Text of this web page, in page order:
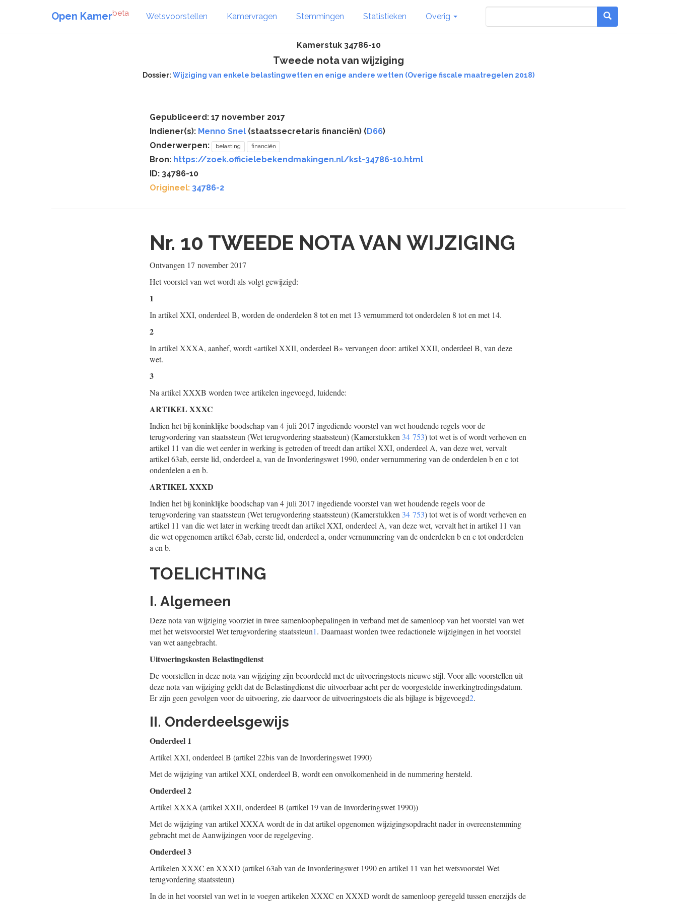
Open Kamerbeta Wetsvoorstellen Kamervragen Stemmingen Statistieken Overig
Kamerstuk 34786-10
Tweede nota van wijziging
Dossier: Wijziging van enkele belastingwetten en enige andere wetten (Overige fiscale maatregelen 2018)
Gepubliceerd: 17 november 2017
Indiener(s): Menno Snel (staatssecretaris financiën) (D66)
Onderwerpen:
belasting financiën
Bron: https://zoek.officielebekendmakingen.nl/kst-34786-10.html
ID: 34786-10
Origineel: 34786-2
Nr. 10 TWEEDE NOTA VAN WIJZIGING
Ontvangen 17 november 2017
Het voorstel van wet wordt als volgt gewijzigd:
1
In artikel XXI, onderdeel B, worden de onderdelen 8 tot en met 13 vernummerd tot onderdelen 8 tot en met 14.
2
In artikel XXXA, aanhef, wordt «artikel XXII, onderdeel B» vervangen door: artikel XXII, onderdeel B, van deze
wet.
3
Na artikel XXXB worden twee artikelen ingevoegd, luidende:
ARTIKEL XXXC
Indien het bij koninklijke boodschap van 4 juli 2017 ingediende voorstel van wet houdende regels voor de
terugvordering van staatssteun (Wet terugvordering staatssteun) (Kamerstukken 34 753) tot wet is of wordt verheven en
artikel 11 van die wet eerder in werking is getreden of treedt dan artikel XXI, onderdeel A, van deze wet, vervalt
artikel 63ab, eerste lid, onderdeel a, van de Invorderingswet 1990, onder vernummering van de onderdelen b en c tot
onderdelen a en b.
ARTIKEL XXXD
Indien het bij koninklijke boodschap van 4 juli 2017 ingediende voorstel van wet houdende regels voor de
terugvordering van staatssteun (Wet terugvordering staatssteun) (Kamerstukken 34 753) tot wet is of wordt verheven en
artikel 11 van die wet later in werking treedt dan artikel XXI, onderdeel A, van deze wet, vervalt het in artikel 11 van
die wet opgenomen artikel 63ab, eerste lid, onderdeel a, onder vernummering van de onderdelen b en c tot onderdelen
a en b.
TOELICHTING
I. Algemeen
Deze nota van wijziging voorziet in twee samenloopbepalingen in verband met de samenloop van het voorstel van wet
met het wetsvoorstel Wet terugvordering staatssteun1. Daarnaast worden twee redactionele wijzigingen in het voorstel
van wet aangebracht.
Uitvoeringskosten Belastingdienst
De voorstellen in deze nota van wijziging zijn beoordeeld met de uitvoeringstoets nieuwe stijl. Voor alle voorstellen uit
deze nota van wijziging geldt dat de Belastingdienst die uitvoerbaar acht per de voorgestelde inwerkingtredingsdatum.
Er zijn geen gevolgen voor de uitvoering, zie daarvoor de uitvoeringstoets die als bijlage is bijgevoegd2.
II. Onderdeelsgewijs
Onderdeel 1
Artikel XXI, onderdeel B (artikel 22bis van de Invorderingswet 1990)
Met de wijziging van artikel XXI, onderdeel B, wordt een onvolkomenheid in de nummering hersteld.
Onderdeel 2
Artikel XXXA (artikel XXII, onderdeel B (artikel 19 van de Invorderingswet 1990))
Met de wijziging van artikel XXXA wordt de in dat artikel opgenomen wijzigingsopdracht nader in overeenstemming
gebracht met de Aanwijzingen voor de regelgeving.
Onderdeel 3
Artikelen XXXC en XXXD (artikel 63ab van de Invorderingswet 1990 en artikel 11 van het wetsvoorstel Wet
terugvordering staatssteun)
In de in het voorstel van wet in te voegen artikelen XXXC en XXXD wordt de samenloop geregeld tussen enerzijds de